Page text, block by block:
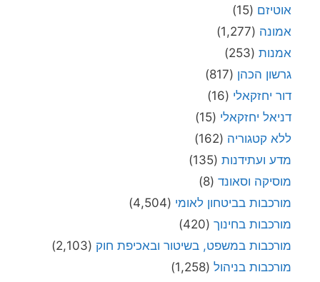
אוטיזם (15)
אמונה (1,277)
אמנות (253)
גרשון הכהן (817)
דור יחזקאלי (16)
דניאל יחזקאלי (15)
ללא קטגוריה (162)
מדע ועתידנות (135)
מוסיקה וסאונד (8)
מורכבות בביטחון לאומי (4,504)
מורכבות בחינוך (420)
מורכבות במשפט, בשיטור ובאכיפת חוק (2,103)
מורכבות בניהול (1,258)